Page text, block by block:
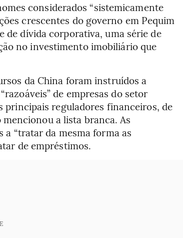
considerados “sistemicamente
crescentes do governo em Pequim
de dívida corporativa, uma série de
no investimento imobiliário que
da China foram instruídos a
de empresas do setor
reguladores financeiros, de
a lista branca. As
“tratar da mesma forma as
de empréstimos.